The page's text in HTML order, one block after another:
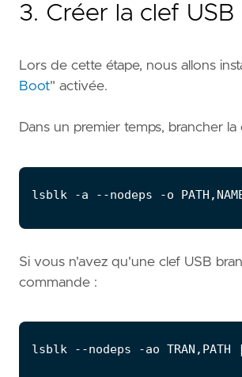
3. Créer la clef
Lors de cette étape, nous allons
Boot" activée.
Dans un premier temps, brancher
Si vous n'avez qu'une clef USB
commande :
lsblk --nodeps -ao TRAN,PATH